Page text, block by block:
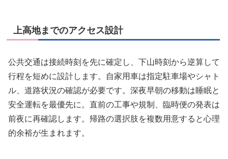
上高地までのアクセス設計
公共交通は接続時刻を先に確定し、下山時刻から逆算して
行程を短めに設計します。自家用車は指定駐車場やシャト
ル、道路状況の確認が必要です。深夜早朝の移動は睡眠と
安全運転を最優先に。直前の工事や規制、臨時便の発表は
前夜に再確認します。帰路の選択肢を複数用意すると心理
的余裕が生まれます。